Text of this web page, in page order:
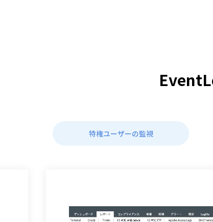
特権ユーザーの監視